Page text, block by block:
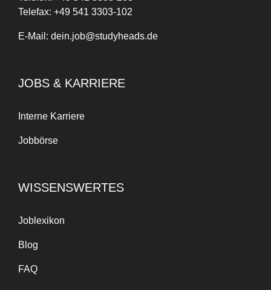
Telefax: +49 541 3303-102
E-Mail: dein.job@studyheads.de
JOBS & KARRIERE
Interne Karriere
Jobbörse
WISSENSWERTES
Joblexikon
Blog
FAQ